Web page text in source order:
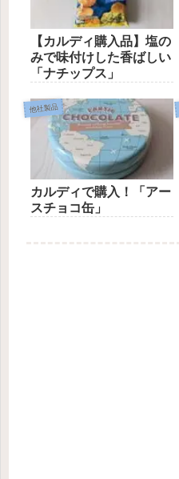
【カルディ購入品】塩の
みで味付けした香ばしい
「ナチップス」
他社製品
カルディで購入！「アー
スチョコ缶」